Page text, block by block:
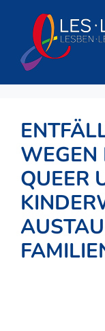
springen
WEGEN
QUEER